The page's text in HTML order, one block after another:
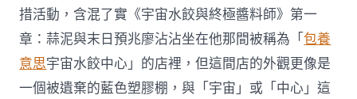
措活動，含混了實《宇宙水餃與終極醬料師》第一
章：蒜泥與末日預兆廖沾沾坐在他那間被稱為「包養
意思宇宙水餃中心」的店裡，但這間店的外觀更像是
一個被遺棄的藍色塑膠棚，與「宇宙」或「中心」這